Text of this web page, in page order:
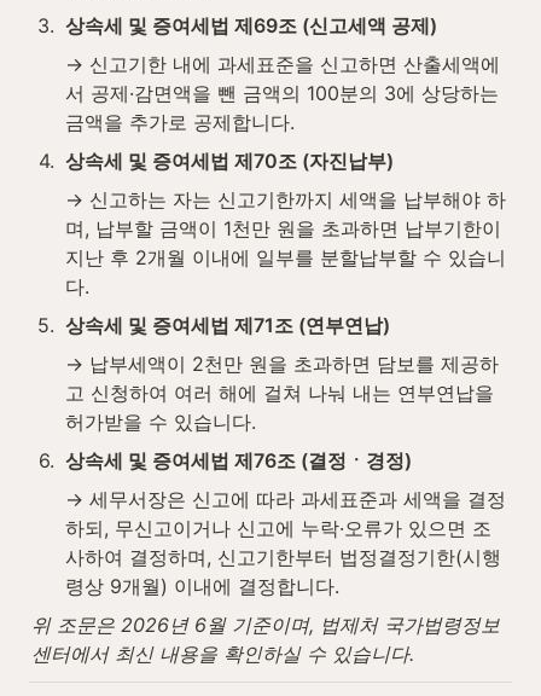
3. 상속세 및 증여세법 제69조 (신고세액 공제)
→ 신고기한 내에 과세표준을 신고하면 산출세액에
서 공제·감면액을 뺀 금액의 100분의 3에 상당하는
금액을 추가로 공제합니다.
4. 상속세 및 증여세법 제70조 (자진납부)
→ 신고하는 자는 신고기한까지 세액을 납부해야 하
며, 납부할 금액이 1천만 원을 초과하면 납부기한이
지난 후 2개월 이내에 일부를 분할납부할 수 있습니
다.
5. 상속세 및 증여세법 제71조 (연부연납)
→ 납부세액이 2천만 원을 초과하면 담보를 제공하
고 신청하여 여러 해에 걸쳐 나눠 내는 연부연납을
허가받을 수 있습니다.
6. 상속세 및 증여세법 제76조 (결정ㆍ경정)
→ 세무서장은 신고에 따라 과세표준과 세액을 결정
하되, 무신고이거나 신고에 누락·오류가 있으면 조
사하여 결정하며, 신고기한부터 법정결정기한(시행
령상 9개월) 이내에 결정합니다.
위 조문은 2026년 6월 기준이며, 법제처 국가법령정보
센터에서 최신 내용을 확인하실 수 있습니다.